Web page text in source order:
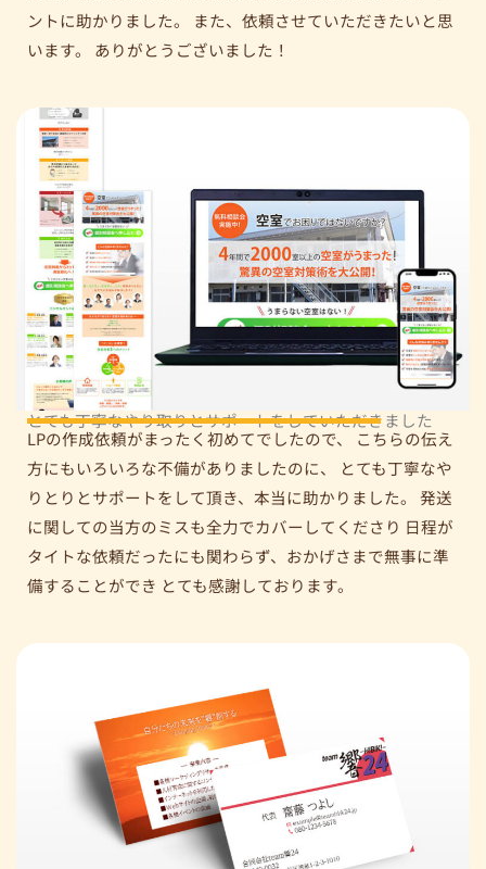
ントに助かりました。 また、依頼させていただきたいと思
います。 ありがとうございました！
とても丁寧なやり取りとサポートをしていただきました
LPの作成依頼がまったく初めてでしたので、 こちらの伝え
方にもいろいろな不備がありましたのに、 とても丁寧なや
りとりとサポートをして頂き、本当に助かりました。 発送
に関しての当方のミスも全力でカバーしてくださり 日程が
タイトな依頼だったにも関わらず、おかげさまで無事に準
備することができ とても感謝しております。